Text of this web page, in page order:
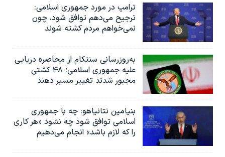
ترامپ در مورد جمهوری اسلامی:
ترجیح می‌دهم توافق شود، چون
نمی‌خواهم مردم کشته شوند
به‌روزرسانی سنتکام از محاصره دریایی
علیه جمهوری اسلامی؛ ۴۸ کشتی
مجبور شدند تغییر مسیر دهند
بنیامین نتانیاهو: چه با جمهوری
اسلامی توافق شود چه نشود «هر کاری
را که لازم باشد» انجام می‌دهیم